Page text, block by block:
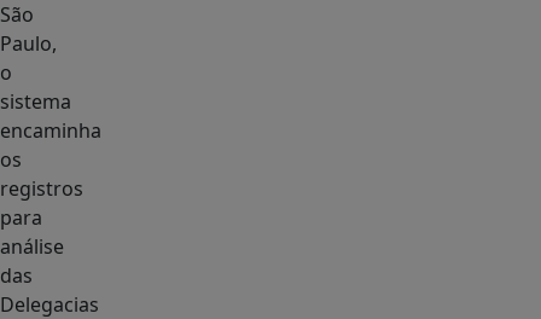
São
Paulo,
o
sistema
encaminha
os
registros
para
análise
das
Delegacias